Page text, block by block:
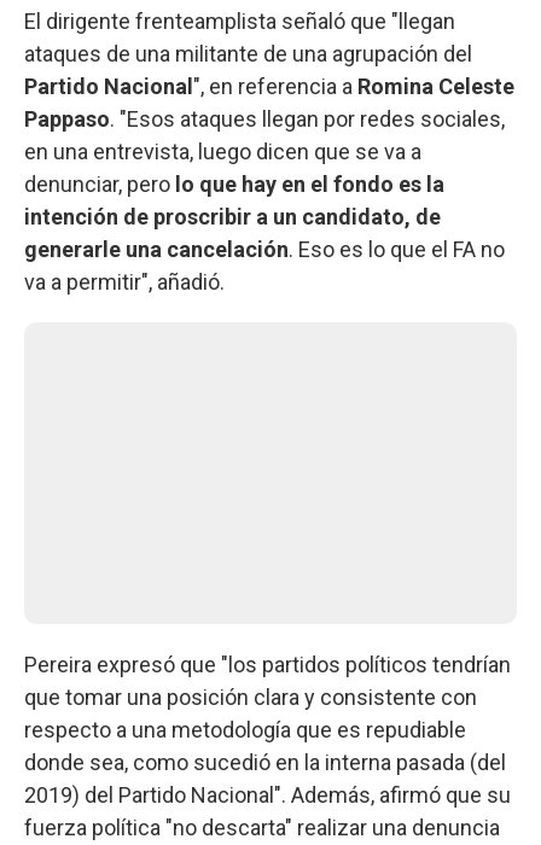
El dirigente frenteamplista señaló que "llegan
ataques de una militante de una agrupación del
Partido Nacional ", en referencia a Romina Celeste
Pappaso. "Esos ataques llegan por redes sociales,
en una entrevista, luego dicen que se va a
denunciar, pero lo que hay en el fondo es la
intención de proscribir a un candidato, de
generarle una cancelación. Eso es lo que el FA no
va a permitir", añadió.
Pereira expresó que "los partidos políticos tendrían
que tomar una posición clara y consistente con
respecto a una metodología que es repudiable
donde sea, como sucedió en la interna pasada (del
2019) del Partido Nacional". Además, afirmó que su
fuerza política "no descarta" realizar una denuncia